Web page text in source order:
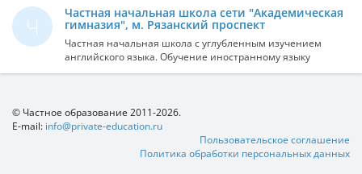
через рост личностных достижений на основе
всестороннего анализа их успехов путем обеспечения
преемственности между дошкльным и начальным общим
образованием с целью мотивации к продолжению
отделение на рязанском шоссе: частная школа и детский
сад с полным пансионом, летним лагерем и огромным
количеством различных кружков и секций. Школа: с 1 по
11 класс. Детский сад: с 3-х до 6-ти лет. В классах 10-12
человек. Пребывание в школе: - до 15ч.- до 20 ч.-
круглосуточно. Летний лагерь. Большая библиотека
утренняя и вечерняя. Охрана.
Ч
Частная начальная школа сети "Академическая
гимназия", м. Рязанский проспект
Частная начальная школа с углубленным изучением
английского языка. Обучение иностранному языку
начинается в 1 классе, каждый год дети сдают
международные сертификаты, подтверждающие уровень
знаний английского языка). Образовательная программа
в школе "Галилей" дополнена гимназическим
компонентом - особое внимание уделяется таким
© Частное образование 2011-2026.
E-mail: info@private-education.ru
Пользовательское соглашение
Политика обработки персональных данных